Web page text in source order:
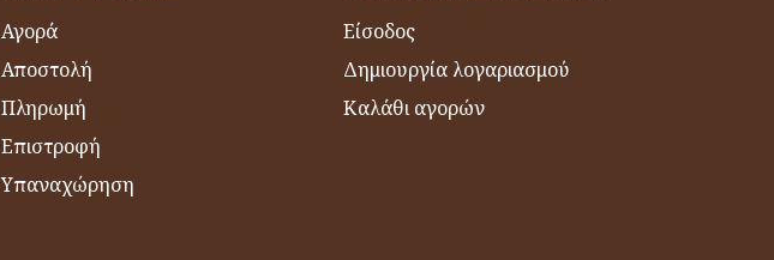
Αγορά
Αποστολή
Πληρωμή
Επιστροφή
Υπαναχώρηση
Είσοδος
Δημιουργία λογαριασμού
Καλάθι αγορών